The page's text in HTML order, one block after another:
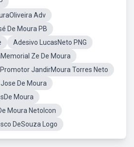
Adv
De Moura PB
Adesivo LucasNeto PNG
Ze De Moura
Promotor JandirMoura Torres Neto
Jose De Moura
Moura
Moura NetoIcon
DeSouza Logo